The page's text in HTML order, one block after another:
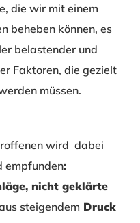
die wir mit einem
beheben können, es
belastender und
Faktoren, die gezielt
müssen.
wird dabei
empfunden:
nicht geklärte
steigendem Druck